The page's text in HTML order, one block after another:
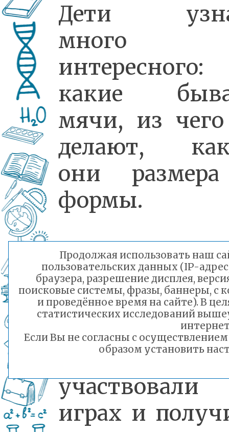
Дети
много
интересного:
какие
мячи, из
делают,
они
формы.
Игры с
понравились
ребятам
исключения.
активно
играх и
Продолжая использовать наш
пользовательских данных (IP-
браузера, разрешение дисплея,
поисковые системы, фразы, баннеры, с
и проведённое время на сайте). В
статистических исследований
Если Вы не согласны с
образом установить